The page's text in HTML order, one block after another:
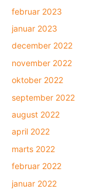
februar 2023
januar 2023
december 2022
november 2022
oktober 2022
september 2022
august 2022
april 2022
marts 2022
februar 2022
januar 2022